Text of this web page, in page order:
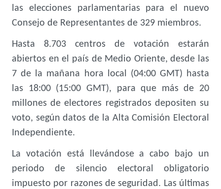
las elecciones parlamentarias para el nuevo
Consejo de Representantes de 329 miembros.
Hasta 8.703 centros de votación estarán
abiertos en el país de Medio Oriente, desde las
7 de la mañana hora local (04:00 GMT) hasta
las 18:00 (15:00 GMT), para que más de 20
millones de electores registrados depositen su
voto, según datos de la Alta Comisión Electoral
Independiente.
La votación está llevándose a cabo bajo un
periodo de silencio electoral obligatorio
impuesto por razones de seguridad. Las últimas